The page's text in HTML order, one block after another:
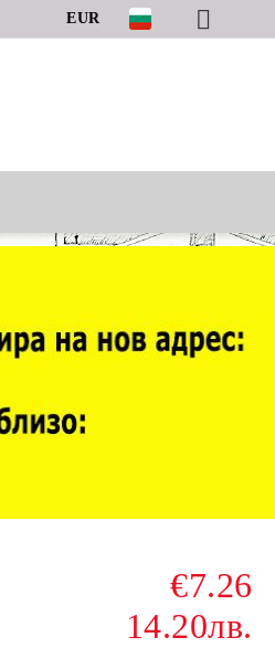
EUR
€7.26
14.20лв.